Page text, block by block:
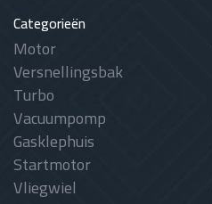
Categorieën
Motor
Versnellingsbak
Turbo
Vacuumpomp
Gasklephuis
Startmotor
Vliegwiel